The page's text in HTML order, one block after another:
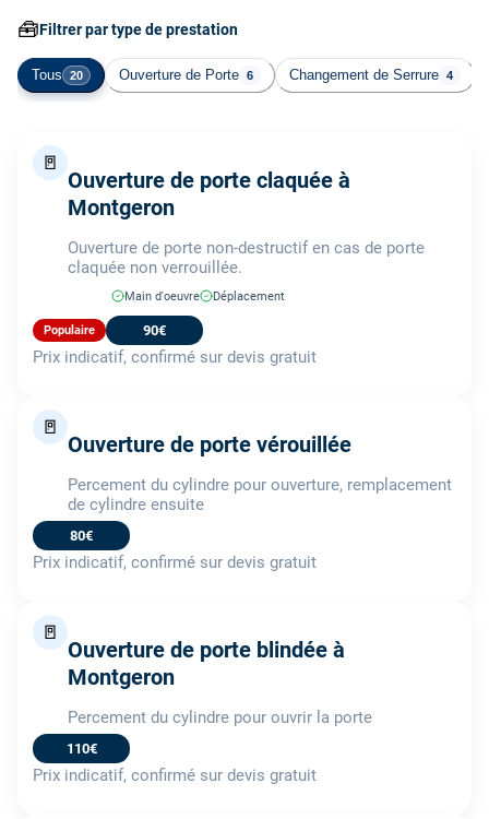
🧰Filtrer par type de prestation
Tous 20 Ouverture de Porte 6 Changement de Serrure 4
🚪
Ouverture de porte claquée à
Montgeron
Ouverture de porte non-destructif en cas de porte
claquée non verrouillée.
Main d'oeuvre Déplacement
Populaire 90€
Prix indicatif, confirmé sur devis gratuit
🚪
Ouverture de porte vérouillée
Percement du cylindre pour ouverture, remplacement
de cylindre ensuite
80€
Prix indicatif, confirmé sur devis gratuit
🚪
Ouverture de porte blindée à
Montgeron
Percement du cylindre pour ouvrir la porte
110€
Prix indicatif, confirmé sur devis gratuit